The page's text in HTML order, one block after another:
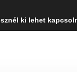
Ajánlott
ki lehet